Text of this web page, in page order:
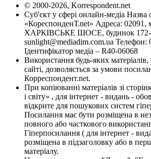
© 2000-2026, Korrespondent.net
Суб'єкт у сфері онлайн-медіа Назва
«КореспонденТ.net» Адреса: 02091,
ХАРКІВСЬКЕ ШОСЕ, будинок 172-
sunlight@mediadim.com.ua Телефон:
Ідентифікатор медіа – R40-06068
Використання будь-яких
сайті, дозволяється за умови
Корреспондент.net.
При копіюванні матеріалів зі
і світу» , для інтернет - видань -
відкрите для пошукових систем
Посилання має бути розміщена в
повного або часткового
Гіперпосилання ( для інтернет -
розміщена в підзаголовку або в
матеріалу.